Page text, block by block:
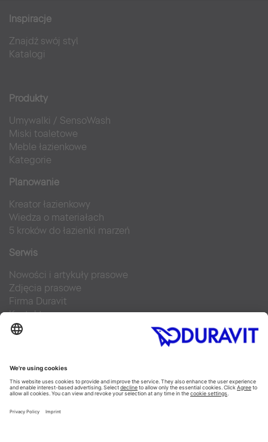
Inspiracje
Znajdź swój styl
Katalogi
Produkty
Umywalki / SensoWash
Miski toaletowe
Meble łazienkowe
Kategorie
Planowanie
Kreator łazienkowy
Wiedza o materiałach
5 kroków do łazienki marzeń
Serwis
Nowości i artykuły prasowe
Zdjęcia prasowe
Firma Duravit
Kontakt
Najczęściej zadawane pytania
Facebook
Instagram
Pinterest
Blog
Flickr